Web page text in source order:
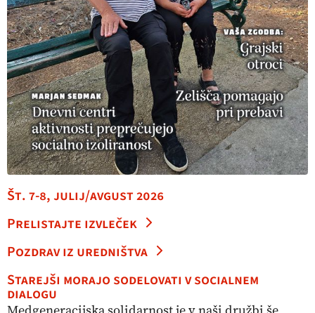
Št. 7-8, julij/avgust 2026
Prelistajte izvleček
Pozdrav iz uredništva
Starejši morajo sodelovati v socialnem
dialogu